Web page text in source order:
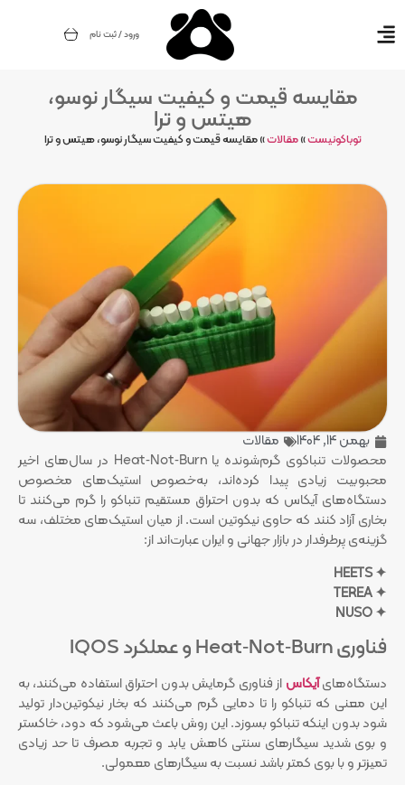
ورود / ثبت نام
مقایسه قیمت و کیفیت سیگار نوسو،
هیتس و ترا
توباکونیست»مقالات»مقایسه قیمت و کیفیت سیگار نوسو، هیتس و ترا
بهمن 14, 1404
مقالات
محصولات تنباکوی گرم‌شونده یا Heat‑Not‑Burn در سال‌های اخیر
محبوبیت زیادی پیدا کرده‌اند، به‌خصوص استیک‌های مخصوص
دستگاه‌های آیکاس که بدون احتراق مستقیم تنباکو را گرم می‌کنند تا
بخاری آزاد کنند که حاوی نیکوتین است. از میان استیک‌های مختلف، سه
گزینه‌ی پرطرفدار در بازار جهانی و ایران عبارت‌اند از:
✦ HEETS
✦ TEREA
✦ NUSO
فناوری Heat‑Not‑Burn و عملکرد IQOS
دستگاه‌هایآیکاس از فناوری گرمایش بدون احتراق استفاده می‌کنند، به
این معنی که تنباکو را تا دمایی گرم می‌کنند که بخار نیکوتین‌دار تولید
شود بدون اینکه تنباکو بسوزد. این روش باعث می‌شود که دود، خاکستر
و بوی شدید سیگارهای سنتی کاهش یابد و تجربه مصرف تا حد زیادی
تمیزتر و با بوی کمتر باشد نسبت به سیگارهای معمولی.